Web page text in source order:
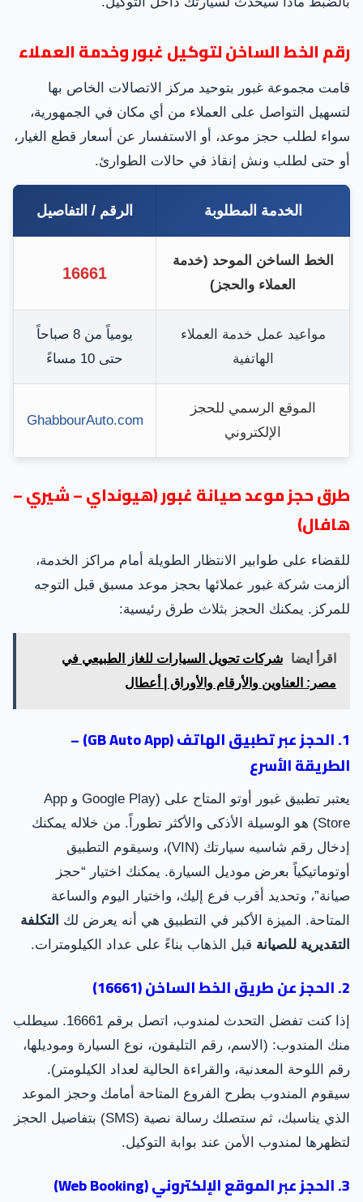
رقم الخط الساخن لتوكيل غبور وخدمة العملاء
قامت مجموعة غبور بتوحيد مركز الاتصالات الخاص بها
لتسهيل التواصل على العملاء من أي مكان في الجمهورية،
سواء لطلب حجز موعد، أو الاستفسار عن أسعار قطع الغيار،
أو حتى لطلب ونش إنقاذ في حالات الطوارئ.
الخدمة المطلوبة الرقم / التفاصيل
الخط الساخن الموحد (خدمة
العملاء والحجز)
16661
مواعيد عمل خدمة العملاء
الهاتفية
يومياً من 8 صباحاً
حتى 10 مساءً
الموقع الرسمي للحجز
الإلكتروني
GhabbourAuto.com
طرق حجز موعد صيانة غبور (هيونداي – شيري –
هافال)
للقضاء على طوابير الانتظار الطويلة أمام مراكز الخدمة،
ألزمت شركة غبور عملائها بحجز موعد مسبق قبل التوجه
للمركز. يمكنك الحجز بثلاث طرق رئيسية:
اقرأ ايضا
شركات تحويل السيارات للغاز الطبيعي في
مصر: العناوين والأرقام والأوراق | أعطال
1. الحجز عبر تطبيق الهاتف (GB Auto App) –
الطريقة الأسرع
يعتبر تطبيق غبور أوتو المتاح على (Google Play و App
Store) هو الوسيلة الأذكى والأكثر تطوراً. من خلاله يمكنك
إدخال رقم شاسيه سيارتك (VIN)، وسيقوم التطبيق
أوتوماتيكياً بعرض موديل السيارة. يمكنك اختيار “حجز
صيانة”، وتحديد أقرب فرع إليك، واختيار اليوم والساعة
المتاحة. الميزة الأكبر في التطبيق هي أنه يعرض لك التكلفة
التقديرية للصيانة قبل الذهاب بناءً على عداد الكيلومترات.
2. الحجز عن طريق الخط الساخن (16661)
إذا كنت تفضل التحدث لمندوب، اتصل برقم 16661. سيطلب
منك المندوب: (الاسم، رقم التليفون، نوع السيارة وموديلها،
رقم اللوحة المعدنية، والقراءة الحالية لعداد الكيلومتر).
سيقوم المندوب بطرح الفروع المتاحة أمامك وحجز الموعد
الذي يناسبك، ثم ستصلك رسالة نصية (SMS) بتفاصيل الحجز
لتظهرها لمندوب الأمن عند بوابة التوكيل.
3. الحجز عبر الموقع الإلكتروني (Web Booking)